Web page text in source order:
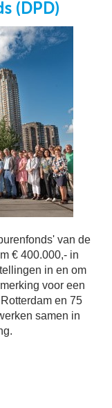
(DPD)
van de
€ 400.000,- in
in en om
voor een
en 75
samen in